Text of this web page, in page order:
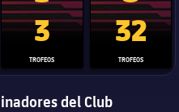
Liga de Campeones
Trofeo del Mundial de
3
TROFEOS
Copa del
32
TROFEOS
del Club